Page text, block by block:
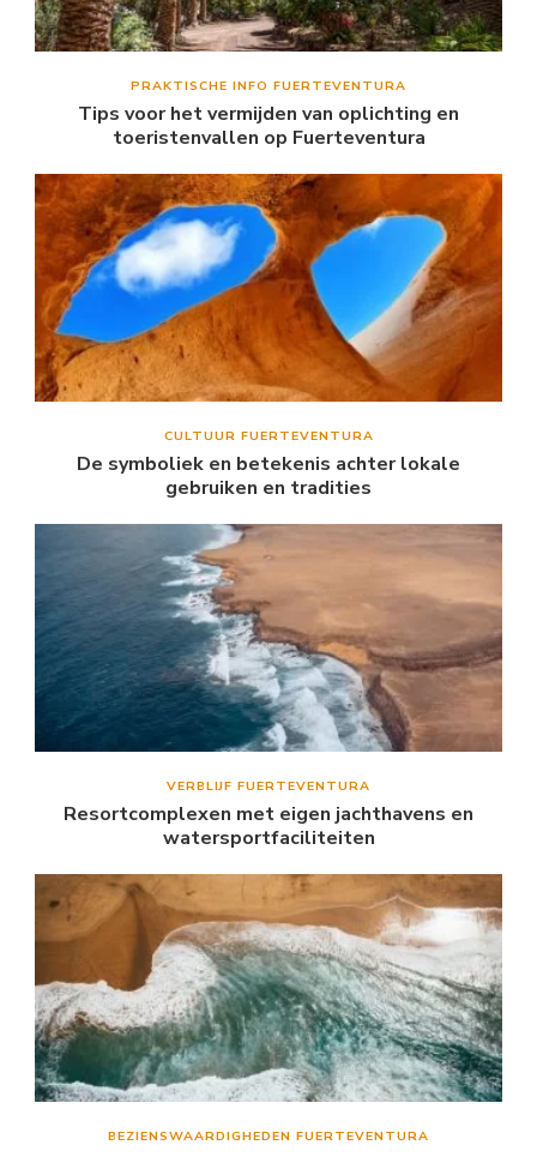
PRAKTISCHE INFO FUERTEVENTURA
Tips voor het vermijden van oplichting en
toeristenvallen op Fuerteventura
CULTUUR FUERTEVENTURA
De symboliek en betekenis achter lokale
gebruiken en tradities
VERBLIJF FUERTEVENTURA
Resortcomplexen met eigen jachthavens en
watersportfaciliteiten
BEZIENSWAARDIGHEDEN FUERTEVENTURA